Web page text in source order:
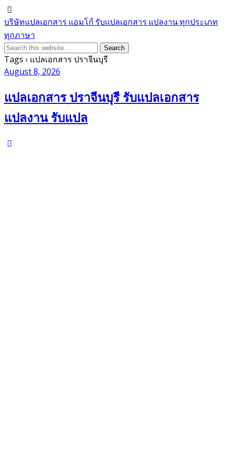
บริษัทแปลเอกสาร แอมโก้ รับแปลเอกสาร แปลงาน ทุกประเภท
ทุกภาษา
Tags › แปลเอกสาร ปราจีนบุรี
August 8, 2026
แปลเอกสาร ปราจีนบุรี รับแปลเอกสาร
แปลงาน รับแปล